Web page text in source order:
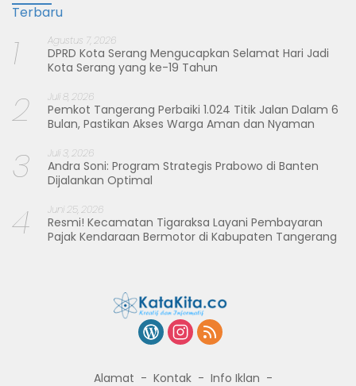
Terbaru
1 Agustus 7, 2026
DPRD Kota Serang Mengucapkan Selamat Hari Jadi
Kota Serang yang ke-19 Tahun
2 Juli 8, 2026
Pemkot Tangerang Perbaiki 1.024 Titik Jalan Dalam 6
Bulan, Pastikan Akses Warga Aman dan Nyaman
3 Juli 3, 2026
Andra Soni: Program Strategis Prabowo di Banten
Dijalankan Optimal
4 Juni 25, 2026
Resmi! Kecamatan Tigaraksa Layani Pembayaran
Pajak Kendaraan Bermotor di Kabupaten Tangerang
Alamat Kontak Info Iklan